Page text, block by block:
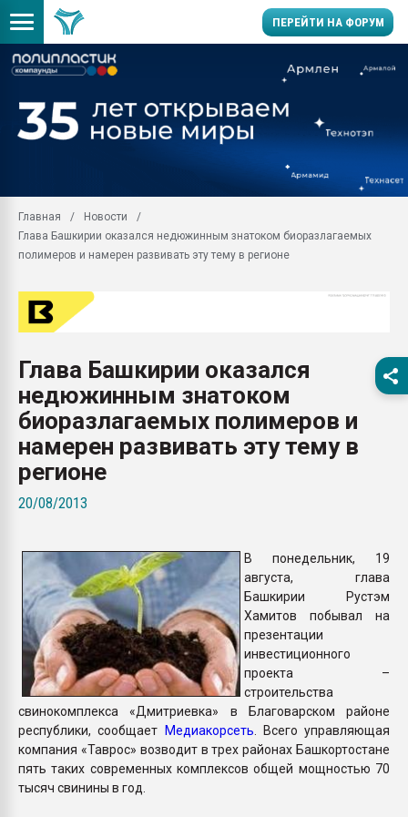
ПЕРЕЙТИ НА ФОРУМ
Вакуум-формовочные
28.07.2026
28.07.2026
Всё, что касается
вакуумного
Продам отходы
поликарбоната и АБС-
Armaloy PC/ABS-1IM
Главная
Новости
Глава Башкирии оказался недюжинным знатоком биоразлагаемых
полимеров и намерен развивать эту тему в регионе
Глава Башкирии оказался
недюжинным знатоком
биоразлагаемых полимеров и
намерен развивать эту тему в
регионе
20/08/2013
В понедельник, 19
августа, глава
Башкирии Рустэм
Хамитов побывал на
презентации
инвестиционного
проекта –
строительства
свинокомплекса «Дмитриевка» в Благоварском районе
республики, сообщает Медиакорсеть . Всего управляющая
компания «Таврос» возводит в трех районах Башкортостане
пять таких современных комплексов общей мощностью 70
тысяч свинины в год.